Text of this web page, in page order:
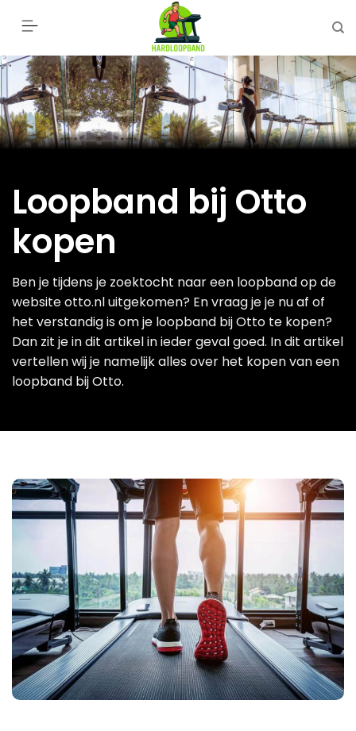
naar
Loopband bij Otto
kopen
Ben je tijdens je zoektocht naar een loopband op de
website otto.nl uitgekomen? En vraag je je nu af of
het verstandig is om je loopband bij Otto te kopen?
Dan zit je in dit artikel in ieder geval goed. In dit artikel
vertellen wij je namelijk alles over het kopen van een
loopband bij Otto.